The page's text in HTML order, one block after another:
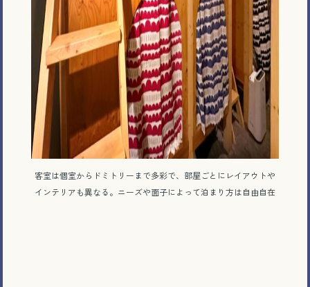
客室は個室からドミトリーまで多彩で、部屋ごとにレイアウトや
インテリアも異なる。ニーズや面子によって泊まり方は自由自在